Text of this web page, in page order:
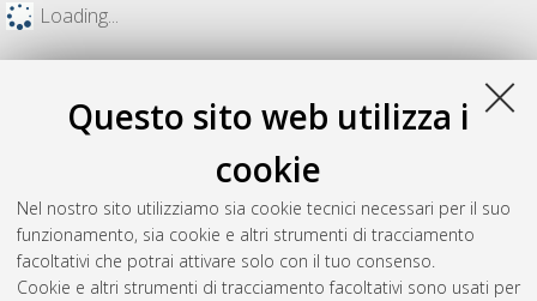
Questo sito web utilizza i
cookie
Nel nostro sito utilizziamo sia cookie tecnici necessari per il suo
funzionamento, sia cookie e altri strumenti di tracciamento
facoltativi che potrai attivare solo con il tuo consenso.
Cookie e altri strumenti di tracciamento facoltativi sono usati per
Loading...